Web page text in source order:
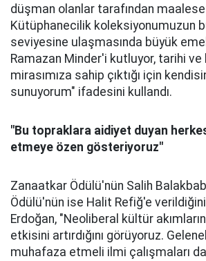
düşman olanlar tarafından
Kütüphanecilik koleksiyonumuzun
seviyesine ulaşmasında büyük
Ramazan Minder'i kutluyor, tarihi
mirasımıza sahip çıktığı için
sunuyorum" ifadesini kullandı.
"Bu topraklara aidiyet duyan
etmeye özen gösteriyoruz"
Zanaatkar Ödülü'nün Salih
Ödülü'nün ise Halit Refiğ'e
Erdoğan, "Neoliberal kültür
etkisini artırdığını görüyoruz.
muhafaza etmeli ilmi çalışmaları